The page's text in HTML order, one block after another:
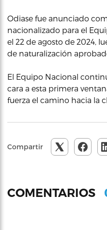
Odiase fue anunciado
nacionalizado para el
el 22 de agosto de 2024,
de naturalización
El Equipo Nacional
cara a esta primera
fuerza el camino hacia la
Compartir
COMENTARIOS